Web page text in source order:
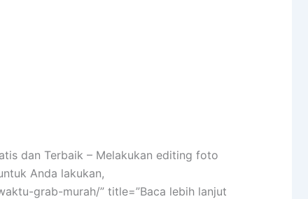
dan Terbaik – Melakukan editing foto
Anda lakukan,
grab-murah/” title=”Baca lebih lanjut